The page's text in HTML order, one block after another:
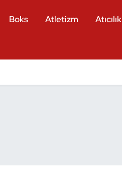
Boks Atletizm Atıcılık